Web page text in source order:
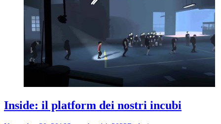
Inside: il platform dei nostri incubi